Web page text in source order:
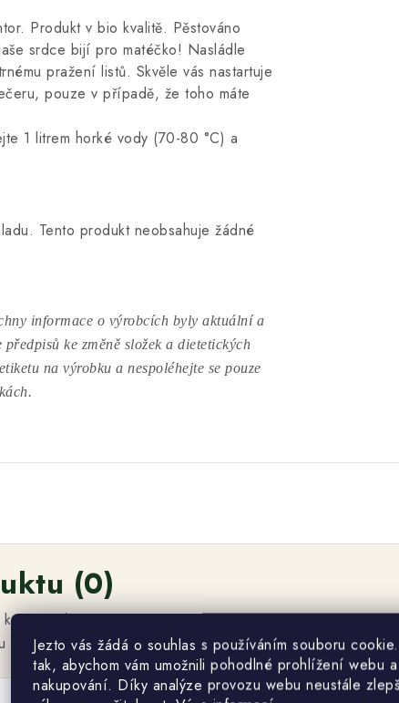
Jezto vás žádá o souhlas s používáním souboru
tak, abychom vám umožnili pohodlné prohlížení webu
nakupování. Díky analýze provozu webu neustále
Produkt v bio kvalitě. Pěstováno
srdce bijí pro matéčko! Nasládle
pražení listů. Skvěle vás nastartuje
pouze v případě, že toho máte
1 litrem horké vody (70-80 °C) a
Tento produkt neobsahuje žádné
informace o výrobcích byly aktuální a
ke změně složek a dietetických
na výrobku a nespoléhejte se pouze
(0)
této položce.
vkládat hodnocení. Prosímpřihlaste senebo seregistrujte.